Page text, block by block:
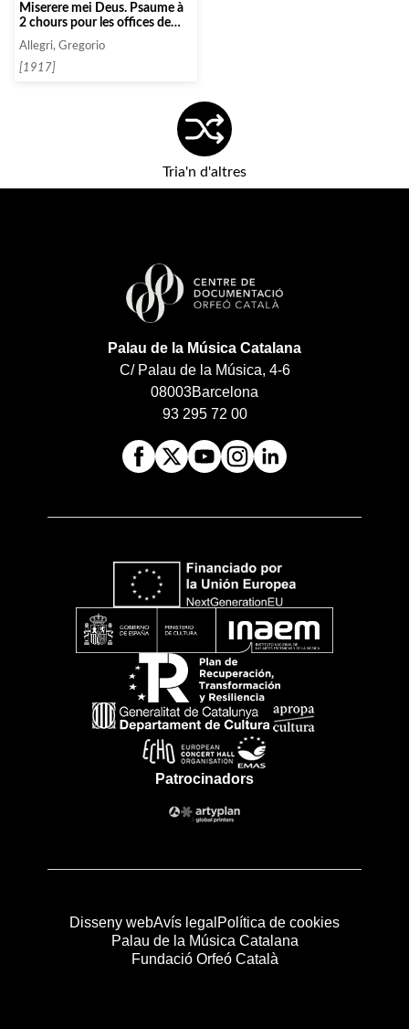
Miserere mei Deus. Psaume à
2 chours pour les offices de
pènitence
Allegri, Gregorio
[1917]
Tria'n d'altres
Palau de la Música Catalana
C/ Palau de la Música, 4-6
08003Barcelona
93 295 72 00
Patrocinadors
Disseny webAvís legal Política de cookies
Palau de la Música Catalana
Fundació Orfeó Català